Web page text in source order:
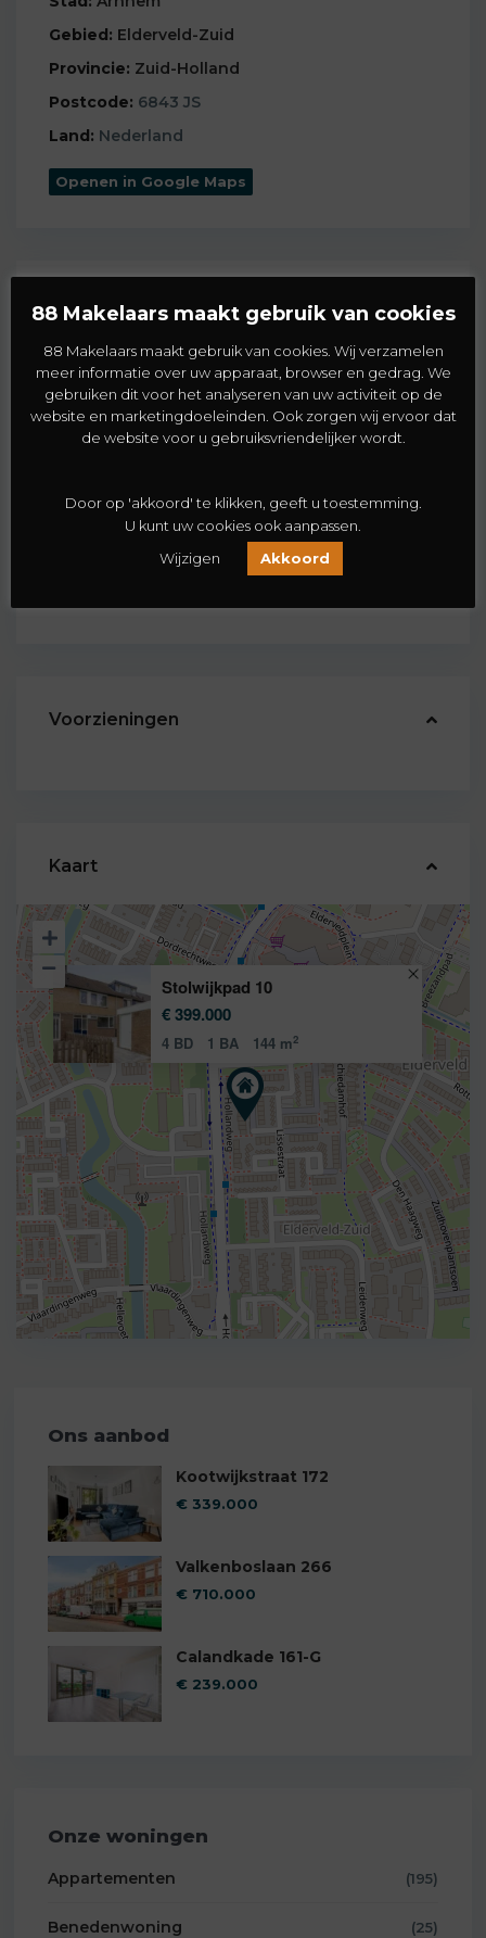
Gebied: Elderveld-Zuid
Provincie: Zuid-Holland
Postcode: 6843 JS
Land: Nederland
Openen in Google Maps
Details
Woning-ID :34017
Prijs:€ 399.000
Woning grootte:144 m2
Slaapkamers:4
Voorzieningen
Kaart
Stolwijkpad 10
€ 399.000
4 BD 1 BA 144 m2
Ons aanbod
Kootwijkstraat 172
€ 339.000
Valkenboslaan 266
€ 710.000
Calandkade 161-G
€ 239.000
Onze woningen
Appartementen (195)
Benedenwoning (25)
88 Makelaars maakt gebruik van cookies
88 Makelaars maakt gebruik van cookies. Wij verzamelen
meer informatie over uw apparaat, browser en gedrag. We
gebruiken dit voor het analyseren van uw activiteit op de
website en marketingdoeleinden. Ook zorgen wij ervoor dat
de website voor u gebruiksvriendelijker wordt.
Door op 'akkoord' te klikken, geeft u toestemming.
U kunt uw cookies ook aanpassen.
Wijzigen
Akkoord